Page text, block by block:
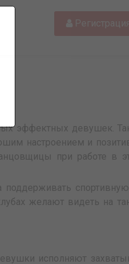
эффектных девушек.
настроением и
при работе в
поддерживать
желают видеть на
исполняют